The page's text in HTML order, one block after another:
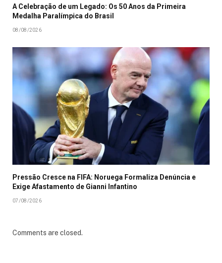
A Celebração de um Legado: Os 50 Anos da Primeira
Medalha Paralímpica do Brasil
08/08/2026
Pressão Cresce na FIFA: Noruega Formaliza Denúncia e
Exige Afastamento de Gianni Infantino
07/08/2026
Comments are closed.